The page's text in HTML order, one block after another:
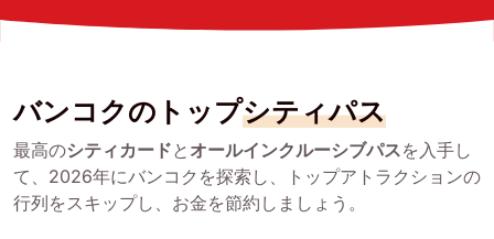
バンコクのトップシティパス
最高のシティカードと オールインクルーシブパスを入手し
て、2026年にバンコクを探索し、トップアトラクションの
行列をスキップし、お金を節約しましょう。